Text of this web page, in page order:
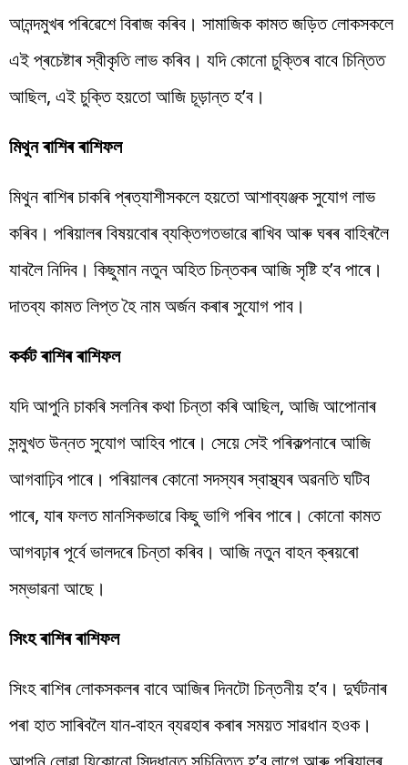
আনন্দমুখৰ পৰিৱেশে বিৰাজ কৰিব। সামাজিক কামত জড়িত লোকসকলে
এই প্ৰচেষ্টাৰ স্বীকৃতি লাভ কৰিব। যদি কোনো চুক্তিৰ বাবে চিন্তিত
আছিল, এই চুক্তি হয়তো আজি চূড়ান্ত হ’ব।
মিথুন ৰাশিৰ ৰাশিফল
মিথুন ৰাশিৰ চাকৰি প্ৰত্যাশীসকলে হয়তো আশাব্যঞ্জক সুযোগ লাভ
কৰিব। পৰিয়ালৰ বিষয়বোৰ ব্যক্তিগতভাৱে ৰাখিব আৰু ঘৰৰ বাহিৰলৈ
যাবলৈ নিদিব। কিছুমান নতুন অহিত চিন্তকৰ আজি সৃষ্টি হ’ব পাৰে।
দাতব্য কামত লিপ্ত হৈ নাম অৰ্জন কৰাৰ সুযোগ পাব।
কৰ্কট ৰাশিৰ ৰাশিফল
যদি আপুনি চাকৰি সলনিৰ কথা চিন্তা কৰি আছিল, আজি আপোনাৰ
সন্মুখত উন্নত সুযোগ আহিব পাৰে। সেয়ে সেই পৰিকল্পনাৰে আজি
আগবাঢ়িব পাৰে। পৰিয়ালৰ কোনো সদস্যৰ স্বাস্থ্যৰ অৱনতি ঘটিব
পাৰে, যাৰ ফলত মানসিকভাৱে কিছু ভাগি পৰিব পাৰে। কোনো কামত
আগবঢ়াৰ পূৰ্বে ভালদৰে চিন্তা কৰিব। আজি নতুন বাহন ক্ৰয়ৰো
সম্ভাৱনা আছে।
সিংহ ৰাশিৰ ৰাশিফল
সিংহ ৰাশিৰ লোকসকলৰ বাবে আজিৰ দিনটো চিন্তনীয় হ’ব। দুৰ্ঘটনাৰ
পৰা হাত সাৰিবলৈ যান-বাহন ব্যৱহাৰ কৰাৰ সময়ত সাৱধান হওক।